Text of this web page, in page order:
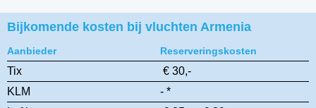
Bijkomende kosten bij vluchten Armenia
Aanbieder Reserveringskosten
Tix
€ 30,-
KLM
- *